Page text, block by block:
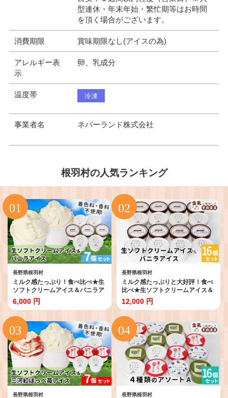
型連休・年末年始・繁忙期等はお時間
を頂く場合がございます。
消費期限 賞味期限なし(アイスの為)
アレルギー表
示
卵、乳成分
温度帯 冷凍
事業者名 ネバーランド株式会社
根羽村の人気ランキング
長野県根羽村
ミルク感たっぷり！食べ比べ★生
ソフトクリームアイス＆バニラア
イスクリーム 7個セット アイスク
リーム 牛乳 ミルク アイス 生乳 搾
りたて バニラ マダガスカル産 バ
ニラビーンズ 濃厚 根羽村 ネバー
ランド 6000円
6,000 円
長野県根羽村
ミルク感たっぷりと大好評！食べ
比べ★生ソフトクリームアイス＆
バニラアイスクリーム 16個セッ
ト アイスクリーム アイス バニ
ラ 生乳 牛乳 ミルク 根羽村 ネバ
ーランド 12000円
12,000 円
長野県根羽村 長野県根羽村